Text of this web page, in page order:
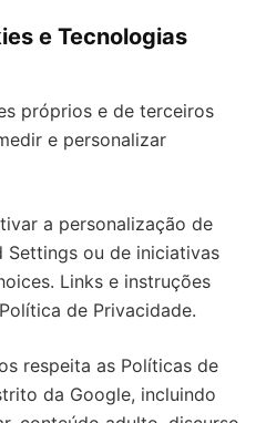
e Tecnologias
próprios e de terceiros
e personalizar
a personalização de
Settings ou de iniciativas
Links e instruções
de Privacidade.
respeita as Políticas de
da Google, incluindo